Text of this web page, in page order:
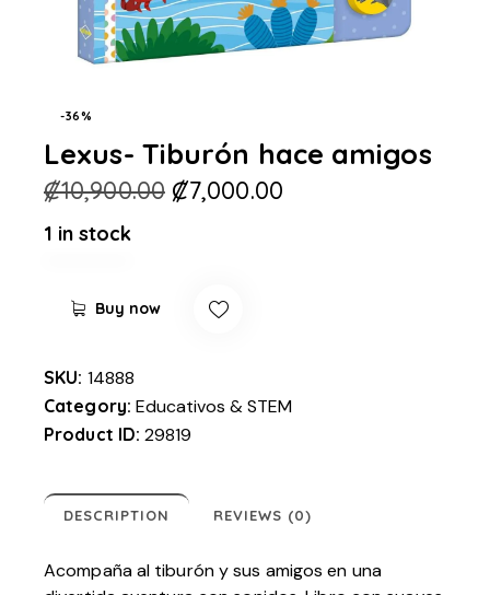
-36%
Lexus- Tiburón hace amigos
₡10,900.00 ₡7,000.00
1 in stock
Buy now
SKU: 14888
Category: Educativos & STEM
Product ID:29819
DESCRIPTION REVIEWS (0)
Acompaña al tiburón y sus amigos en una